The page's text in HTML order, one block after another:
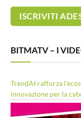
BITMATV – I
TrendAI rafforza
innovazione per la